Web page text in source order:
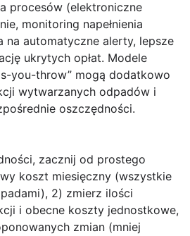
procesów (elektroniczne
monitoring napełnienia
na automatyczne alerty, lepsze
ukrytych opłat. Modele
you-throw” mogą dodatkowo
wytwarzanych odpadów i
oszczędności.
zacznij od prostego
koszt miesięczny (wszystkie
2) zmierz ilości
i obecne koszty jednostkowe,
zmian (mniej